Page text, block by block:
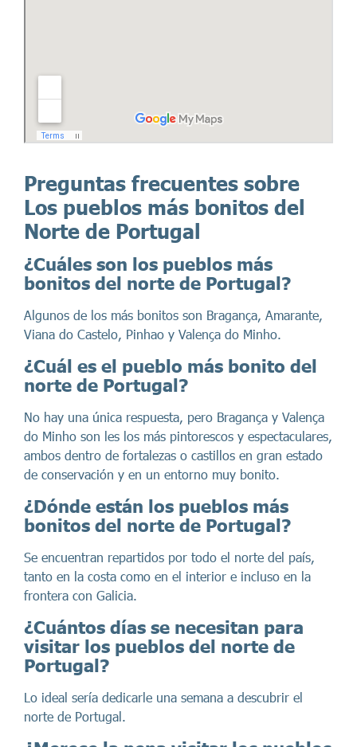
Preguntas frecuentes sobre
Los pueblos más bonitos del
Norte de Portugal
¿Cuáles son los pueblos más
bonitos del norte de Portugal?
Algunos de los más bonitos son Bragança, Amarante,
Viana do Castelo, Pinhao y Valença do Minho.
¿Cuál es el pueblo más bonito del
norte de Portugal?
No hay una única respuesta, pero Bragança y Valença
do Minho son les los más pintorescos y espectaculares,
ambos dentro de fortalezas o castillos en gran estado
de conservación y en un entorno muy bonito.
¿Dónde están los pueblos más
bonitos del norte de Portugal?
Se encuentran repartidos por todo el norte del país,
tanto en la costa como en el interior e incluso en la
frontera con Galicia.
¿Cuántos días se necesitan para
visitar los pueblos del norte de
Portugal?
Lo ideal sería dedicarle una semana a descubrir el
norte de Portugal.